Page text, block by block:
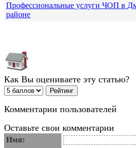
Профессиональные услуги ЧОП в
районе
Как Вы оцениваете эту статью?
Комментарии пользователей
Оставьте свои комментарии
Имя: